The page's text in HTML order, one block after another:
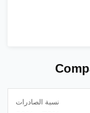
نسبة الصادرات